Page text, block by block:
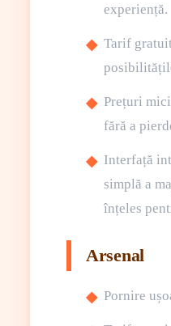
experiență.
Tarif
Prețuri
fără a
Interfață
simplă a
înțeles
Arsenal
Pornire